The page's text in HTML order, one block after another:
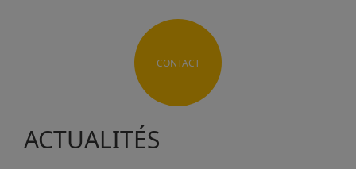
CONTACT
ACTUALITÉS